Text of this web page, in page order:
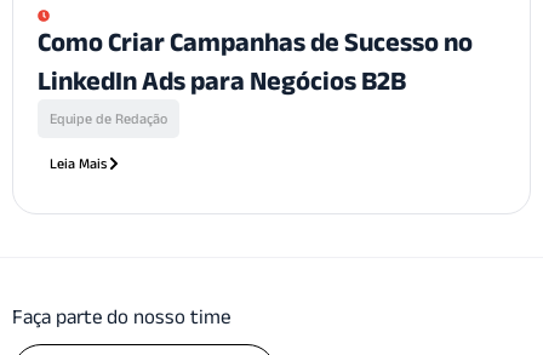
Como Criar Campanhas de Sucesso no
LinkedIn Ads para Negócios B2B
Equipe de Redação
Leia Mais
Faça parte do nosso time